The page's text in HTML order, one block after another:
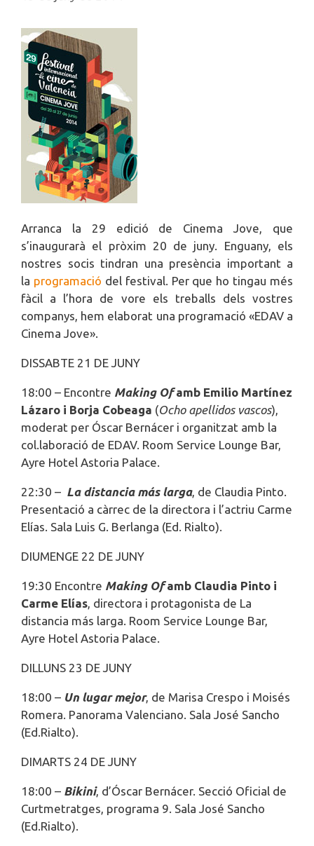
Arranca la 29 edició de Cinema Jove, que
s’inaugurarà el pròxim 20 de juny. Enguany, els
nostres socis tindran una presència important a
la programació del festival. Per que ho tingau més
fàcil a l’hora de vore els treballs dels vostres
companys, hem elaborat una programació «EDAV a
Cinema Jove».
DISSABTE 21 DE JUNY
18:00 – Encontre Making Ofamb Emilio Martínez
Lázaro i Borja Cobeaga (Ocho apellidos vascos),
moderat per Óscar Bernácer i organitzat amb la
col.laboració de EDAV. Room Service Lounge Bar,
Ayre Hotel Astoria Palace.
22:30 – La distancia más larga, de Claudia Pinto.
Presentació a càrrec de la directora i l’actriu Carme
Elías. Sala Luis G. Berlanga (Ed. Rialto).
DIUMENGE 22 DE JUNY
19:30 Encontre Making Ofamb Claudia Pinto i
Carme Elías , directora i protagonista de La
distancia más larga. Room Service Lounge Bar,
Ayre Hotel Astoria Palace.
DILLUNS 23 DE JUNY
18:00 – Un lugar mejor, de Marisa Crespo i Moisés
Romera. Panorama Valenciano. Sala José Sancho
(Ed.Rialto).
DIMARTS 24 DE JUNY
18:00 – Bikini, d’Óscar Bernácer. Secció Oficial de
Curtmetratges, programa 9. Sala José Sancho
(Ed.Rialto).